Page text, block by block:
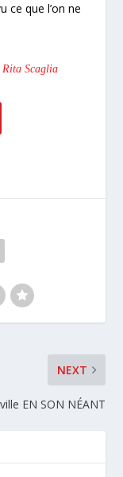
ce que l’on ne
Scaglia
NEXT
EN SON NÉANT